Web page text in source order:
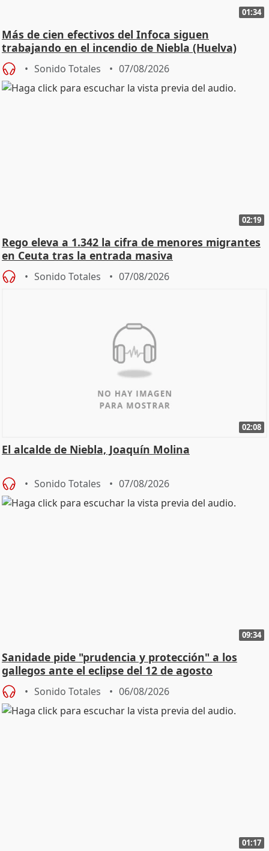
01:34
Más de cien efectivos del Infoca siguen
trabajando en el incendio de Niebla (Huelva)
Sonido Totales 07/08/2026
02:19
Rego eleva a 1.342 la cifra de menores migrantes
en Ceuta tras la entrada masiva
Sonido Totales 07/08/2026
02:08
El alcalde de Niebla, Joaquín Molina
Sonido Totales 07/08/2026
09:34
Sanidade pide "prudencia y protección" a los
gallegos ante el eclipse del 12 de agosto
Sonido Totales 06/08/2026
01:17